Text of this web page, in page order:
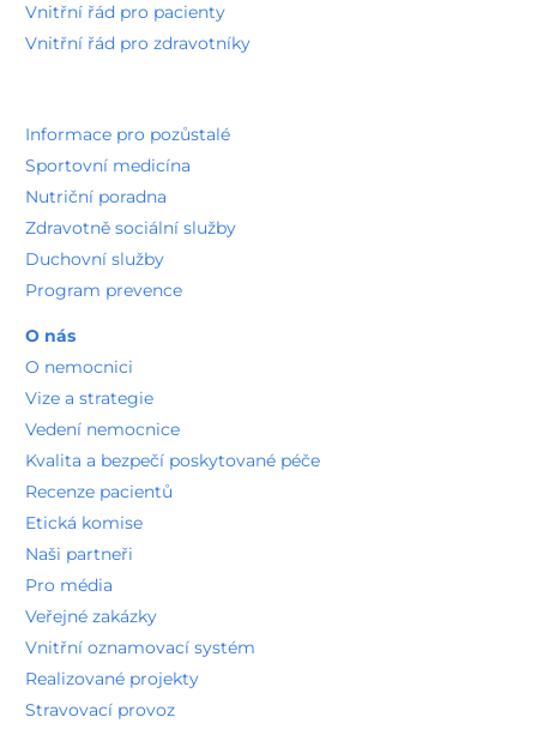
Vnitřní řád pro pacienty
Vnitřní řád pro zdravotníky
Informace pro pozůstalé
Sportovní medicína
Nutriční poradna
Zdravotně sociální služby
Duchovní služby
Program prevence
O nás
O nemocnici
Vize a strategie
Vedení nemocnice
Kvalita a bezpečí poskytované péče
Recenze pacientů
Etická komise
Naši partneři
Pro média
Veřejné zakázky
Vnitřní oznamovací systém
Realizované projekty
Stravovací provoz